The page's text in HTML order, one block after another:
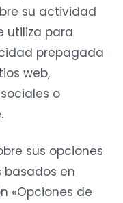
su actividad
utiliza para
prepagada
web,
o
sus opciones
basados en
«Opciones de